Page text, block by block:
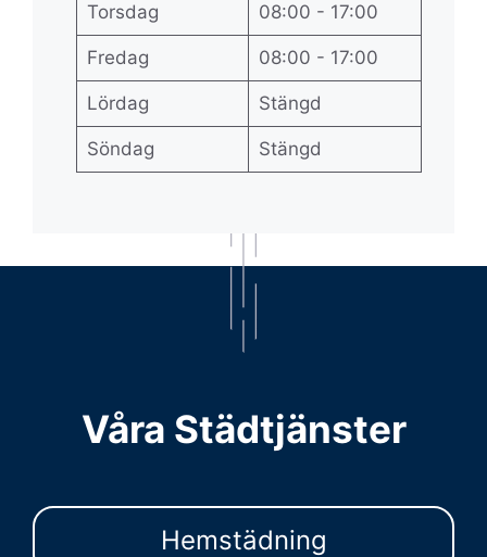
Torsdag 08:00 - 17:00
Fredag 08:00 - 17:00
Lördag Stängd
Söndag Stängd
Våra Städtjänster
Hemstädning